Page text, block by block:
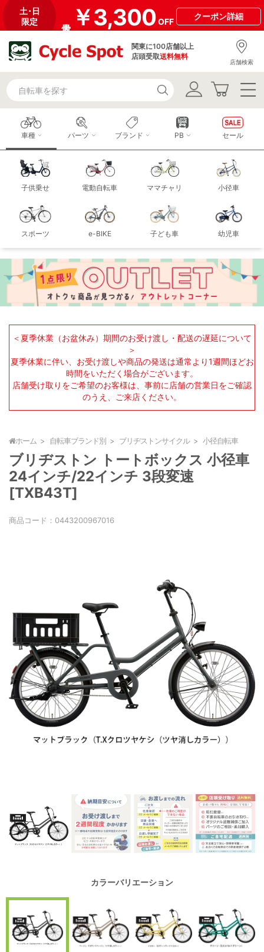
土･日
限定
￥3,300OFF
クーポン詳細
関東に100店舗以上
店頭受取送料無料
店舗検索
車種
子供乗せ 電動自転車 ママチャリ 小径車
スポーツ e-BIKE 子ども車 幼児車
パーツ ブランド PB セール
＜夏季休業（お盆休み）期間のお受け渡し・配送の遅延について
＞
夏季休業に伴い、お受け渡しや商品の発送は通常より1週間ほどお
時間をいただく場合がございます。
店舗受け取りをご希望のお客様は、事前に店舗の営業日をご確認
のうえ、ご来店ください。
ホーム 自転車ブランド別 ブリヂストンサイクル 小径自転車
ブリヂストン トートボックス 小径車
24インチ/22インチ 3段変速
[TXB43T]
商品コード： 0443200967016
カラーバリエーション